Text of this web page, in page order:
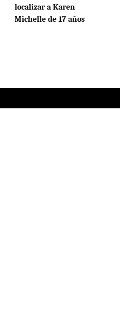
localizar a Karen
Michelle de 17 años